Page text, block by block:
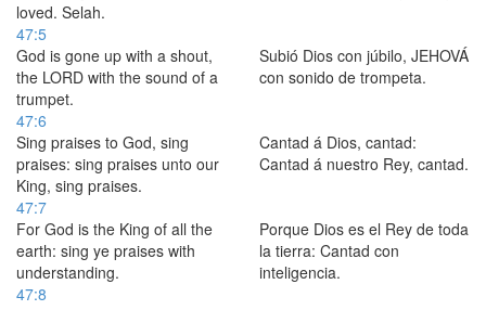
loved. Selah.
47:5
God is gone up with a shout,
the LORD with the sound of a
trumpet.
Subió Dios con júbilo, JEHOVÁ
con sonido de trompeta.
47:6
Sing praises to God, sing
praises: sing praises unto our
King, sing praises.
Cantad á Dios, cantad:
Cantad á nuestro Rey, cantad.
47:7
For God is the King of all the
earth: sing ye praises with
understanding.
Porque Dios es el Rey de toda
la tierra: Cantad con
inteligencia.
47:8